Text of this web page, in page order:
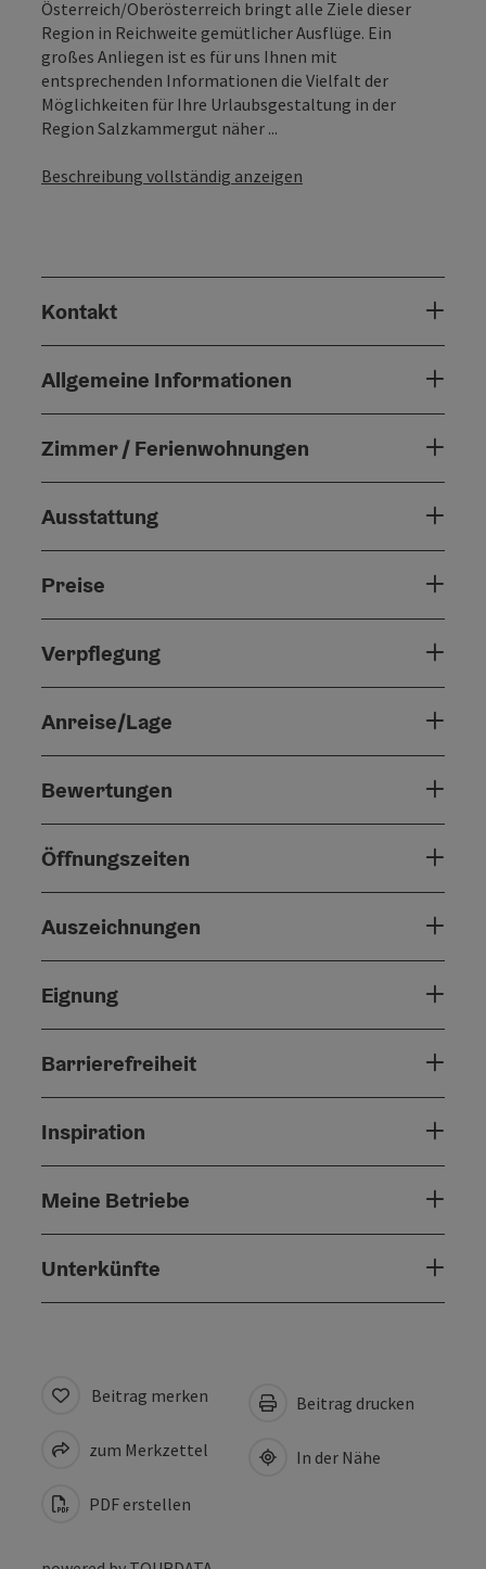
Österreich/Oberösterreich bringt alle Ziele dieser
Region in Reichweite gemütlicher Ausflüge. Ein
großes Anliegen ist es für uns Ihnen mit
entsprechenden Informationen die Vielfalt der
Möglichkeiten für Ihre Urlaubsgestaltung in der
Region Salzkammergut näher ...
Beschreibung vollständig anzeigen
Kontakt
Allgemeine Informationen
Zimmer / Ferienwohnungen
Ausstattung
Preise
Verpflegung
Anreise/Lage
Bewertungen
Öffnungszeiten
Auszeichnungen
Eignung
Barrierefreiheit
Inspiration
Meine Betriebe
Unterkünfte
Beitrag merken
zum Merkzettel
PDF erstellen
Beitrag drucken
In der Nähe